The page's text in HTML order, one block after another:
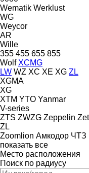
Wematik Werklust
WG
Weycor
AR
Wille
355 455 655 855
Wolf XCMG
LW WZ XC XE XG ZL
XGMA
XG
XTM YTO Yanmar
V-series
ZTS ZWZG Zeppelin
ZL
Zoomlion Амкодор ЧТЗ
показать все
Место расположения
Поиск по радиусу